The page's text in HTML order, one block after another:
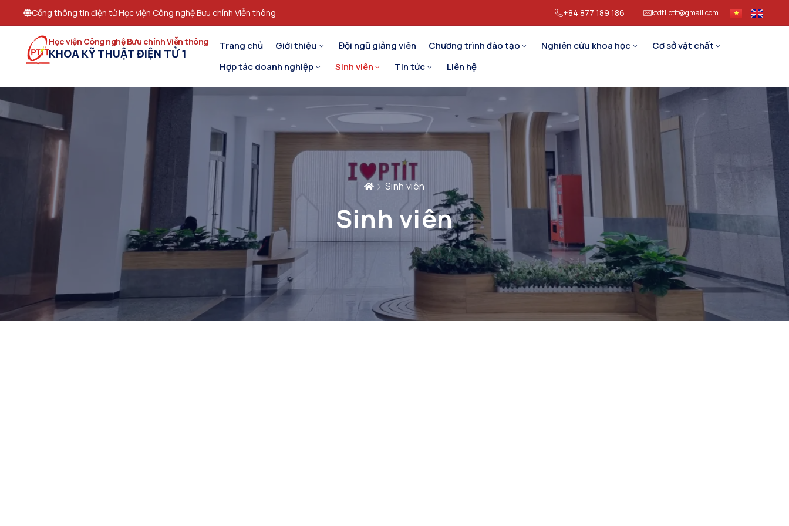
Cổng thông tin điện tử Học viện Công nghệ Bưu chính Viễn thông +84 877 189 186 ktdt1.ptit@gmail.com
Học viện Công nghệ Bưu chính Viễn thông
KHOA KỸ THUẬT ĐIỆN TỬ 1
Trang chủ Giới thiệu Đội ngũ giảng viên Chương trình đào tạo Nghiên cứu khoa học
Cơ sở vật chất
Hợp tác doanh nghiệp
Sinh viên Tin tức Liên hệ
Sinh viên
Sinh viên